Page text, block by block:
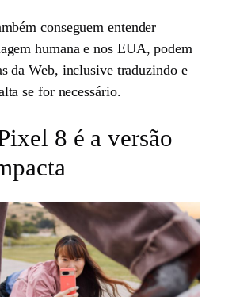
conseguem entender
humana e nos EUA, podem
da Web, inclusive traduzindo e
se for necessário.
8 é a versão